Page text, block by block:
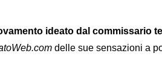
ideato dal commissario
delle sue sensazioni a